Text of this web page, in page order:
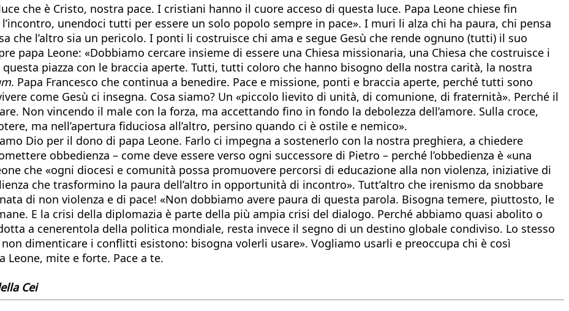
che è Cristo, nostra pace. I cristiani hanno il cuore acceso di questa luce. Papa Leone chiese fin
unendoci tutti per essere un solo popolo sempre in pace». I muri li alza chi ha paura, chi pensa
che l’altro sia un pericolo. I ponti li costruisce chi ama e segue Gesù che rende ognuno (tutti) il suo
papa Leone: «Dobbiamo cercare insieme di essere una Chiesa missionaria, una Chiesa che costruisce i
piazza con le braccia aperte. Tutti, tutti coloro che hanno bisogno della nostra carità, la nostra
. Papa Francesco che continua a benedire. Pace e missione, ponti e braccia aperte, perché tutti sono
come Gesù ci insegna. Cosa siamo? Un «piccolo lievito di unità, di comunione, di fraternità». Perché il
Non vincendo il male con la forza, ma accettando fino in fondo la debolezza dell’amore. Sulla croce,
ma nell’apertura fiduciosa all’altro, persino quando ci è ostile e nemico».
Dio per il dono di papa Leone. Farlo ci impegna a sostenerlo con la nostra preghiera, a chiedere
obbedienza – come deve essere verso ogni successore di Pietro – perché l’obbedienza è «una
che «ogni diocesi e comunità possa promuovere percorsi di educazione alla non violenza, iniziative di
che trasformino la paura dell’altro in opportunità di incontro». Tutt’altro che irenismo da snobbare
di non violenza e di pace! «Non dobbiamo avere paura di questa parola. Bisogna temere, piuttosto, le
E la crisi della diplomazia è parte della più ampia crisi del dialogo. Perché abbiamo quasi abolito o
a cenerentola della politica mondiale, resta invece il segno di un destino globale condiviso. Lo stesso
dimenticare i conflitti esistono: bisogna volerli usare». Vogliamo usarli e preoccupa chi è così
Leone, mite e forte. Pace a te.
Cei